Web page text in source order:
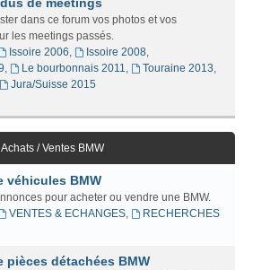
dans ce forum vos photos et vos
les meetings passés.
Issoire 2006, Issoire 2008,
, Le bourbonnais 2011, Touraine 2013,
Jura/Suisse 2015
Achats / Ventes BMW
véhicules BMW
pour acheter ou vendre une BMW.
VENTES & ECHANGES,
RECHERCHES
pièces détachées BMW